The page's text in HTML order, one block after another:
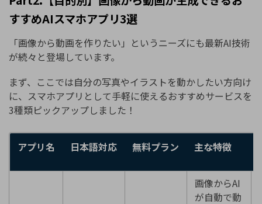
すすめAIスマホアプリ3選
「画像から動画を作りたい」というニーズにも最新AI技術
が続々と登場しています。
まず、ここでは自分の写真やイラストを動かしたい方向け
に、スマホアプリとして手軽に使えるおすすめサービスを
3種類ピックアップしました！
アプリ名 日本語対応 無料プラン 主な特徴
画像からAI
が自動で動